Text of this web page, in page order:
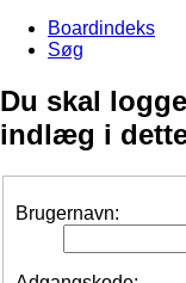
Boardindeks
Søg
Du skal
indlæg i
Brugernavn: